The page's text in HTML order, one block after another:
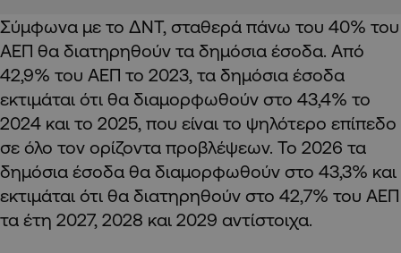
Σύμφωνα με το ΔΝΤ, σταθερά πάνω του 40% του
ΑΕΠ θα διατηρηθούν τα δημόσια έσοδα. Από
42,9% του ΑΕΠ το 2023, τα δημόσια έσοδα
εκτιμάται ότι θα διαμορφωθούν στο 43,4% το
2024 και το 2025, που είναι το ψηλότερο επίπεδο
σε όλο τον ορίζοντα προβλέψεων. Το 2026 τα
δημόσια έσοδα θα διαμορφωθούν στο 43,3% και
εκτιμάται ότι θα διατηρηθούν στο 42,7% του ΑΕΠ
τα έτη 2027, 2028 και 2029 αντίστοιχα.